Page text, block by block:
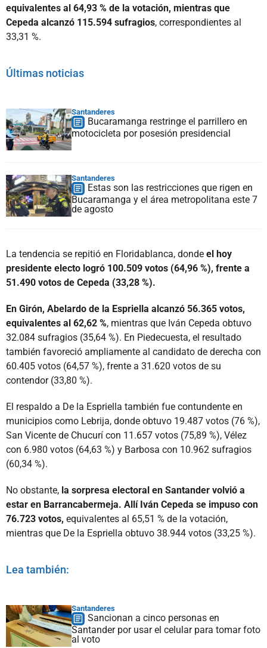
equivalentes al 64,93 % de la votación, mientras que
Cepeda alcanzó 115.594 sufragios, correspondientes al
33,31 %.
Últimas noticias
Santanderes
Bucaramanga restringe el parrillero en
motocicleta por posesión presidencial
Santanderes
Estas son las restricciones que rigen en
Bucaramanga y el área metropolitana este 7
de agosto
La tendencia se repitió en Floridablanca, donde el hoy
presidente electo logró 100.509 votos (64,96 %), frente a
51.490 votos de Cepeda (33,28 %).
En Girón, Abelardo de la Espriella alcanzó 56.365 votos,
equivalentes al 62,62 %, mientras que Iván Cepeda obtuvo
32.084 sufragios (35,64 %). En Piedecuesta, el resultado
también favoreció ampliamente al candidato de derecha con
60.405 votos (64,57 %), frente a 31.620 votos de su
contendor (33,80 %).
El respaldo a De la Espriella también fue contundente en
municipios como Lebrija, donde obtuvo 19.487 votos (76 %),
San Vicente de Chucurí con 11.657 votos (75,89 %), Vélez
con 6.980 votos (64,63 %) y Barbosa con 10.962 sufragios
(60,34 %).
No obstante, la sorpresa electoral en Santander volvió a
estar en Barrancabermeja. Allí Iván Cepeda se impuso con
76.723 votos, equivalentes al 65,51 % de la votación,
mientras que De la Espriella obtuvo 38.944 votos (33,25 %).
Lea también:
Santanderes
Sancionan a cinco personas en
Santander por usar el celular para tomar foto
al voto